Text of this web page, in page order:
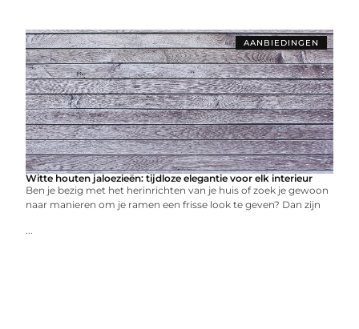
AANBIEDINGEN
Witte houten jaloezieën: tijdloze elegantie voor elk interieur
Ben je bezig met het herinrichten van je huis of zoek je gewoon
naar manieren om je ramen een frisse look te geven? Dan zijn
...